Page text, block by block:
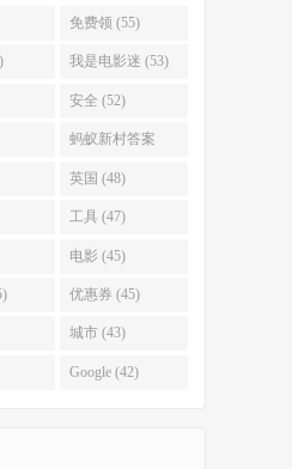
免费领 (55)
我是电影迷 (53)
安全 (52)
蚂蚁新村答案
(51)
英国 (48)
工具 (47)
电影 (45)
优惠券 (45)
城市 (43)
Google (42)